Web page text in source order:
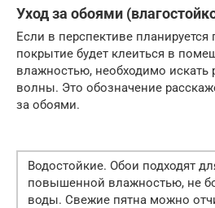
Уход за обоями
Если в перспективе
покрытие будет клеиться в
влажностью, необходимо искать
волны. Это обозначение
за обоями.
Водостойкие. Обои подходят
повышенной влажностью, не
воды. Свежие пятна можно